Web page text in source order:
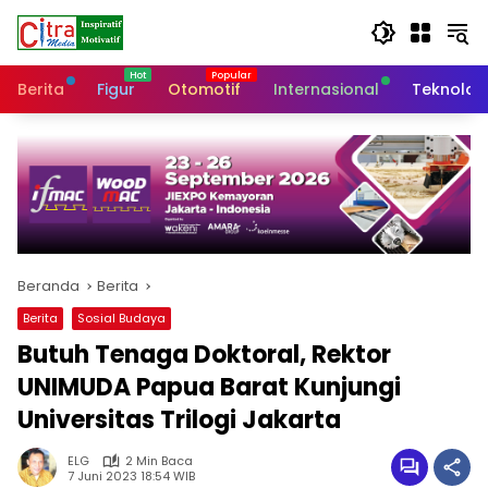
Langsung
konten
Berita
Figur Otomotif Internasional
Beranda Berita
Berita Sosial Budaya
Butuh Tenaga Doktoral, Rektor
UNIMUDA Papua Barat Kunjungi
Universitas Trilogi Jakarta
ELG
2 Min Baca
7 Juni 2023 18:54 WIB